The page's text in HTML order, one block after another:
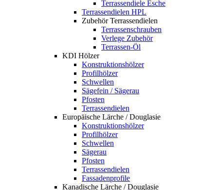
Terrassendiele Esche
Terrassendielen HPL
Zubehör Terrassendielen
Terrassenschrauben
Verlege Zubehör
Terrassen-Öl
KDI Hölzer
Konstruktionshölzer
Profilhölzer
Schwellen
Sägefein / Sägerau
Pfosten
Terrassendielen
Europäische Lärche / Douglasie
Konstruktionshölzer
Profilhölzer
Schwellen
Sägerau
Pfosten
Terrassendielen
Fassadenprofile
Kanadische Lärche / Douglasie